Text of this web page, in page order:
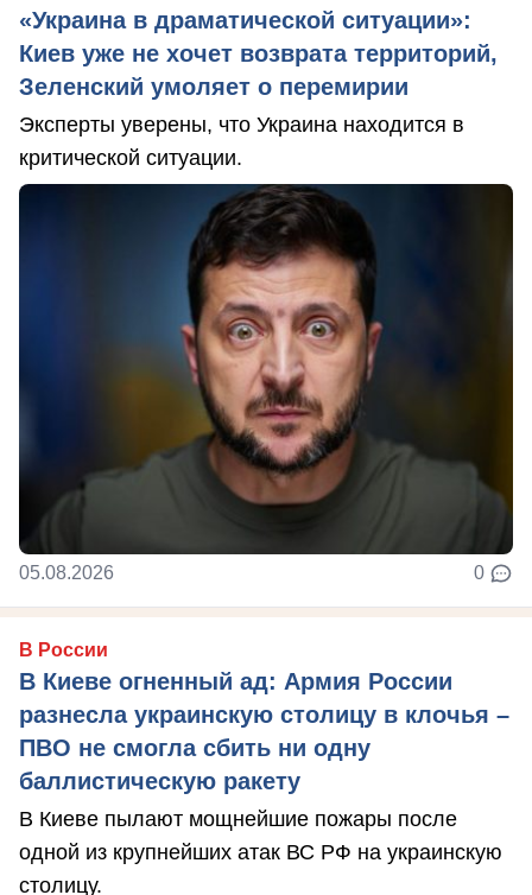
«Украина в драматической ситуации»:
Киев уже не хочет возврата территорий,
Зеленский умоляет о перемирии
Эксперты уверены, что Украина находится в
критической ситуации.
05.08.2026 0
В России
В Киеве огненный ад: Армия России
разнесла украинскую столицу в клочья –
ПВО не смогла сбить ни одну
баллистическую ракету
В Киеве пылают мощнейшие пожары после
одной из крупнейших атак ВС РФ на украинскую
столицу.